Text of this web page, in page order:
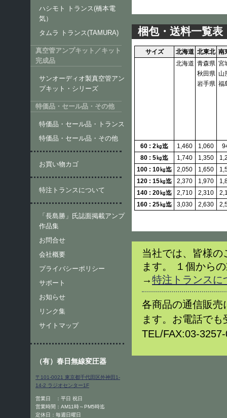
梱包・送料一覧表
サイズ 北海道 北東北 南
北海道 青森県
秋田県
岩手県
宮
山
福
60 : 2㎏迄 1,460 1,060
80 : 5㎏迄
1,740 1,350
100 : 10㎏迄
2,050 1,650
120 : 15㎏迄
2,370 1,970
140 : 20㎏迄
2,710 2,310
160 : 25㎏迄
3,030 2,630
当社では、皆様
ます。 １個から
→特注トランスに
各商品の通信販売
ます。お電話で
TEL/FAX:03-
ハシモト トランス(橋本電
気）
タムラ トランス(TAMURA)
真空管アンプキット／キット
完成品
サンオーディオ製真空管アン
プキット・シリーズ
特価品・セール品・その他
特価品・セール品・トランス
特価品・セール品・その他
お買い物カゴ
特注トランスについて
「長島勝」氏誌面掲載アンプ
作品集
お問合せ
会社概要
プライバシーポリシー
サポート
お知らせ
リンク集
サイトマップ
（有）春日無線変圧器
〒101-0021 東京都千代田区外神田1-
14-2 ラジオセンター1F
営業日 ：平日 祝日
営業時間：AM11時～PM5時迄
定休日：毎週日曜日